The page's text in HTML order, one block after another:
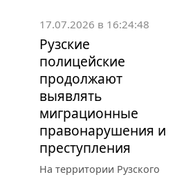
17.07.2026 в 16:24:48
Рузские
полицейские
продолжают
выявлять
миграционные
правонарушения и
преступления
На территории Рузского